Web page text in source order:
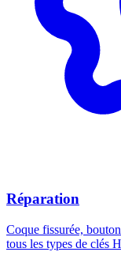
Réparation
Coque fissurée,
tous les types de clés